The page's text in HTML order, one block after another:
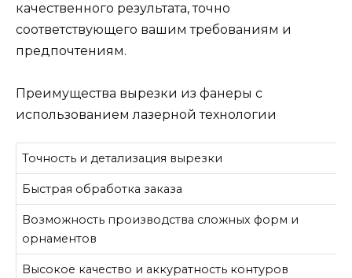
качественного результата, точно
соответствующего вашим требованиям и
предпочтениям.
Преимущества вырезки из фанеры с
использованием лазерной технологии
Точность и детализация вырезки
Быстрая обработка заказа
Возможность производства сложных форм и
орнаментов
Высокое качество и аккуратность контуров